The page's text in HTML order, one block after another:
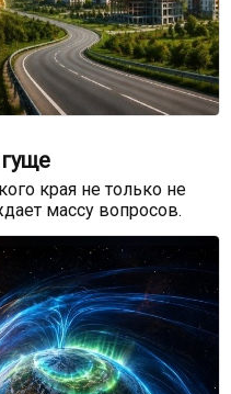
края не только не
массу вопросов.